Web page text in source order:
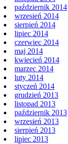
październik 2014
wrzesień 2014
sierpień 2014
lipiec 2014
czerwiec 2014
maj 2014
kwiecień 2014
marzec 2014
luty 2014
styczeń 2014
grudzień 2013
listopad 2013
październik 2013
wrzesień 2013
sierpień 2013
lipiec 2013